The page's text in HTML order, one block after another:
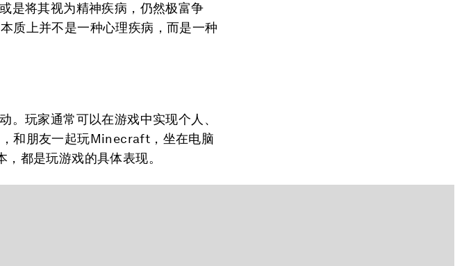
是将其视为精神疾病，仍然极富争
质上并不是一种心理疾病，而是一种
。玩家通常可以在游戏中实现个人、
和朋友一起玩Minecraft，坐在电脑
都是玩游戏的具体表现。